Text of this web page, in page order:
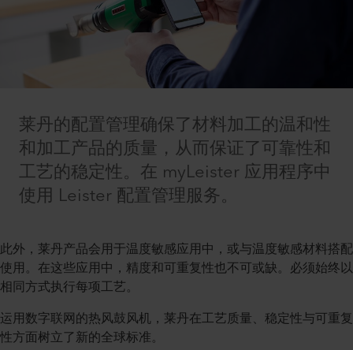
莱丹的配置管理确保了材料加工的温和性
和加工产品的质量，从而保证了可靠性和
工艺的稳定性。在 myLeister 应用程序中
使用 Leister 配置管理服务。
此外，莱丹产品会用于温度敏感应用中，或与温度敏感材料搭配
使用。在这些应用中，精度和可重复性也不可或缺。必须始终以
相同方式执行每项工艺。
运用数字联网的热风鼓风机，莱丹在工艺质量、稳定性与可重复
性方面树立了新的全球标准。